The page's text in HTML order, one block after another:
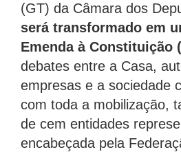
(GT) da Câmara dos
será transformado em
Emenda à Constituição
debates entre a Casa,
empresas e a sociedade
com toda a mobilização,
de cem entidades
encabeçada pela